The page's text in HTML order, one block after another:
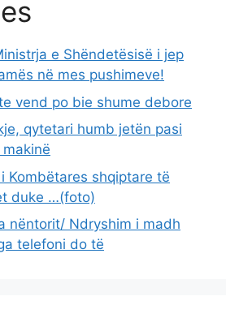
e Shëndetësisë i jep
në mes pushimeve!
vend po bie shume debore
qytetari humb jetën pasi
Kombëtares shqiptare të
duke …(foto)
nëntorit/ Ndryshim i madh
telefoni do të